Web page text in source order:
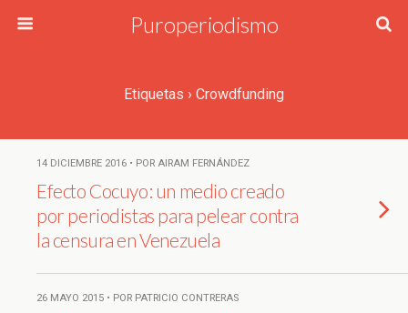
Puroperiodismo
Etiquetas › Crowdfunding
14 DICIEMBRE 2016 • POR AIRAM FERNÁNDEZ
Efecto Cocuyo: un medio creado
por periodistas para pelear contra
la censura en Venezuela
26 MAYO 2015 • POR PATRICIO CONTRERAS